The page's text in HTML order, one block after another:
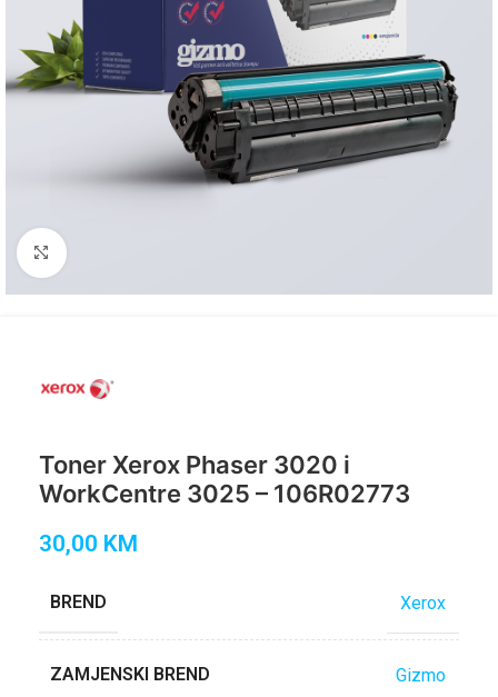
Click to enlarge
Toner Xerox Phaser 3020 i
WorkCentre 3025 – 106R02773
30,00 KM
BREND Xerox
ZAMJENSKI BREND Gizmo